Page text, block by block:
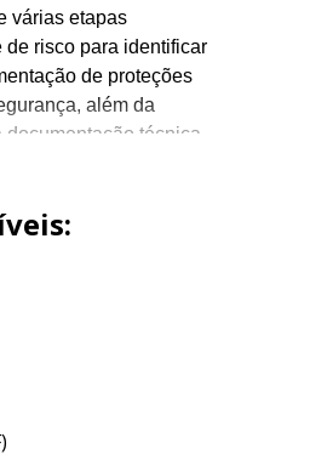
várias etapas
de risco para identificar
de proteções
além da
técnica.
é fundamental
segurança a serem
máquinas operem em
legais e técnicos,
seguro.
em bauru, são
de serviços
industriais. com uma